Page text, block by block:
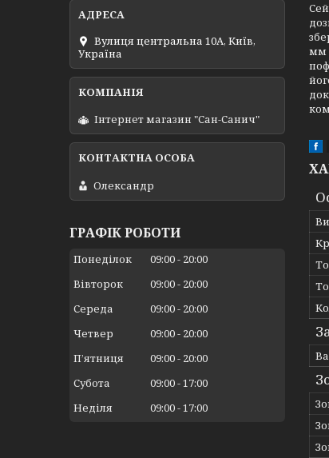
мм
Вулиця центральна 10А, Київ,
Україна
Інтернет магазин "Сан-Санич"
Олександр
ГРАФІК РОБОТИ
Понеділок 09:00
20:00
Вівторок
09:00
20:00
Середа
09:00
20:00
Четвер
09:00
20:00
Пʼятниця
09:00
20:00
Субота
09:00 17:00
Неділя
09:00 17:00